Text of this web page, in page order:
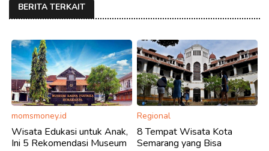
BERITA TERKAIT
momsmoney.id
Wisata Edukasi untuk Anak,
Ini 5 Rekomendasi Museum
Regional
8 Tempat Wisata Kota
Semarang yang Bisa